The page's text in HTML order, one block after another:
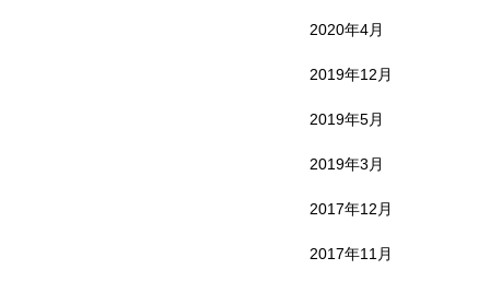
2020年4月
2019年12月
2019年5月
2019年3月
2017年12月
2017年11月